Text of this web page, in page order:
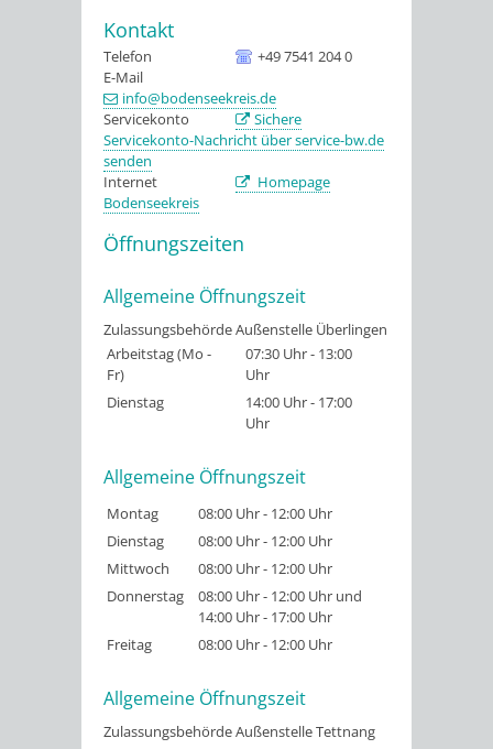
Kontakt
Telefon
+49 7541 204 0
E-Mail
info@bodenseekreis.de
Servicekonto
Sichere
Servicekonto-Nachricht über service-bw.de
senden
Internet
Homepage
Bodenseekreis
Öffnungszeiten
Allgemeine Öffnungszeit
Zulassungsbehörde Außenstelle Überlingen
Arbeitstag (Mo -
Fr)
07:30 Uhr- 13:00
Uhr
Dienstag
14:00 Uhr- 17:00
Uhr
Allgemeine Öffnungszeit
Montag 08:00 Uhr- 12:00 Uhr
Dienstag
08:00 Uhr- 12:00 Uhr
Mittwoch
08:00 Uhr- 12:00 Uhr
Donnerstag
08:00 Uhr- 12:00 Uhr und
14:00 Uhr- 17:00 Uhr
Freitag
08:00 Uhr- 12:00 Uhr
Allgemeine Öffnungszeit
Zulassungsbehörde Außenstelle Tettnang